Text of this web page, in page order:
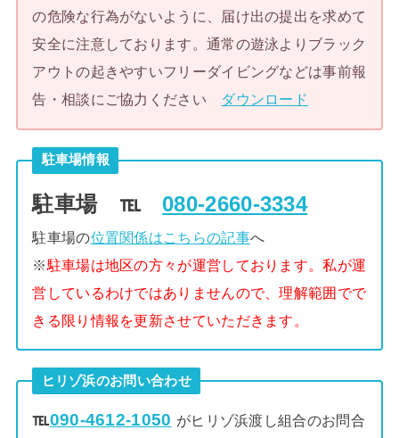
の危険な行為がないように、届け出の提出を求めて
安全に注意しております。通常の遊泳よりブラック
アウトの起きやすいフリーダイビングなどは事前報
告・相談にご協力ください ダウンロード
駐車場情報
駐車場 ℡ 080-2660-3334
駐車場の位置関係はこちらの記事へ
※駐車場は地区の方々が運営しております。私が運
営しているわけではありませんので、理解範囲でで
きる限り情報を更新させていただきます。
ヒリゾ浜のお問い合わせ
℡090-4612-1050 がヒリゾ浜渡し組合のお問合